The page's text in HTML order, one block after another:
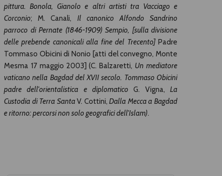
pittura. Bonola, Gianolo e altri artisti tra Vacciago e
Corconio; M. Canali, Il canonico Alfondo Sandrino
parroco di Pernate (1846-1909) Sempio, [sulla divisione
delle prebende canonicali alla fine del Trecento]Padre
Tommaso Obicini di Nonio [atti del convegno, Monte
Mesma 17 maggio 2003] (C. Balzaretti, Un mediatore
vaticano nella Bagdad del XVII secolo. Tommaso Obicini
padre dell'orientalistica e diplomatico G. Vigna, La
Custodia di Terra SantaV. Cottini,Dalla Mecca a Bagdad
e ritorno: percorsi non solo geografici dell'Islam).